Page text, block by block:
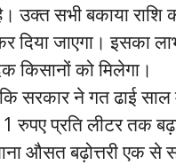
उक्त सभी बकाया राशि
दिया जाएगा। इसका
किसानों को मिलेगा।
कि सरकार ने गत ढाई
रुपए प्रति लीटर तक
औसत बढ़ोत्तरी एक से